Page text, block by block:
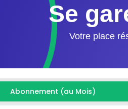
Se
Votre place
Abonnement (au Mois)